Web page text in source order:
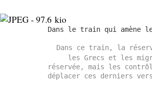
Dans le train qui amène
Dans ce train, la
les Grecs et les
réservée, mais les
déplacer ces derniers